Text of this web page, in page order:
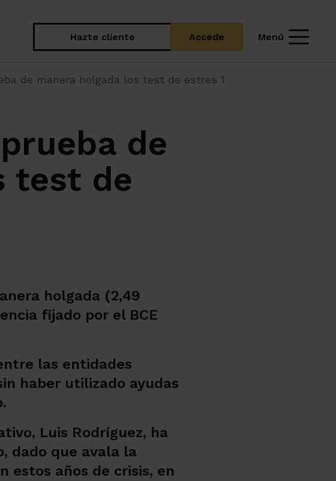
Hazte cliente Accede Menú
de manera holgada los test de estres 1
de
test de
holgada (2,49
fijado por el BCE
las entidades
haber utilizado ayudas
Luis Rodríguez, ha
dado que avala la
estos años de crisis, en